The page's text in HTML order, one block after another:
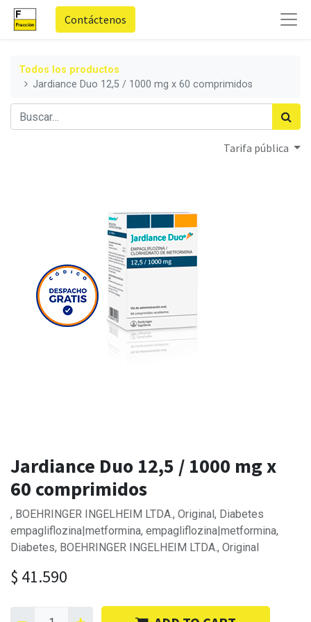
Contáctenos
Todos los productos
Jardiance Duo 12,5 / 1000 mg x 60 comprimidos
Tarifa pública
Jardiance Duo 12,5 / 1000 mg x
60 comprimidos
, BOEHRINGER INGELHEIM LTDA., Original, Diabetes
empagliflozina|metformina, empagliflozina|metformina,
Diabetes, BOEHRINGER INGELHEIM LTDA., Original
$ 41.590